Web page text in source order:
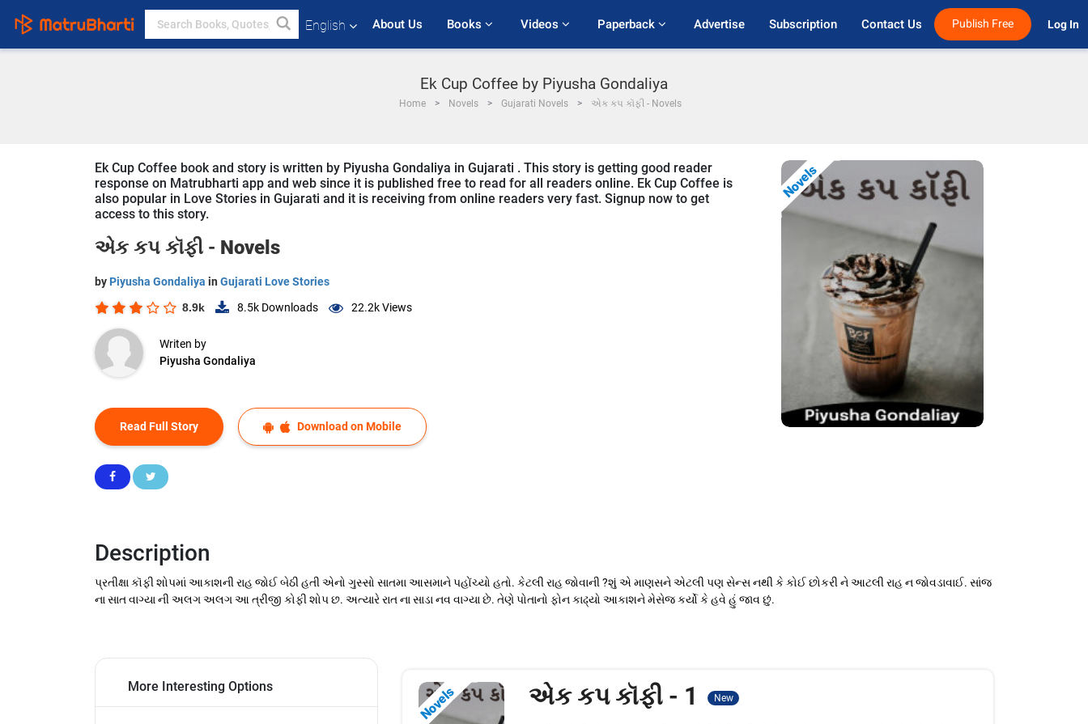
English About Us Books Videos Paperback Advertise Subscription Contact Us Publish Free Log In
Ek Cup Coffee by Piyusha Gondaliya
Home Novels Gujarati Novels એક કપ કૉફી - Novels
Ek Cup Coffee book and story is written by Piyusha Gondaliya in Gujarati . This story is getting good reader
response on Matrubharti app and web since it is published free to read for all readers online. Ek Cup Coffee is
also popular in Love Stories in Gujarati and it is receiving from online readers very fast. Signup now to get
access to this story.
એક કપ કૉફી - Novels
by Piyusha Gondaliya in Gujarati Love Stories
8.9k 8.5k Downloads 22.2kViews
Writen by
Piyusha Gondaliya
Read Full Story Download on Mobile
Novels
Description
પ્રતીક્ષા કૉફી શોપમાં આકાશની રાહ જોઈ બેઠી હતી એનો ગુસ્સો સાતમા આસમાને પહોંચ્યો હતો. કેટલી રાહ જોવાની ?શું એ માણસને એટલી પણ સેન્સ નથી કે કોઈ છોકરી ને આટલી રાહ ન જોવડાવાઈ. સાંજ
ના સાત વાગ્યા ની અલગ અલગ આ ત્રીજી કોફી શોપ છ. અત્યારે રાત ના સાડા નવ વાગ્યા છે. તેણે પોતાનો ફોન કાઢ્યો આકાશને મેસેજ કર્યો કે હવે હું જાવ છું.
More Interesting Options Novels એક કપ કૉફી - 1 New